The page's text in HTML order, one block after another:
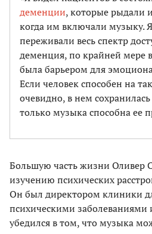
деменции, которые рыдали
когда им включали музыку.
переживали весь спектр
деменция, по крайней мере
была барьером для
Если человек способен на
очевидно, в нем
только музыка способна ее
Большую часть жизни Оливер
изучению психических
Он был директором клиники
психическими заболеваниями
убедился в том, что музыка